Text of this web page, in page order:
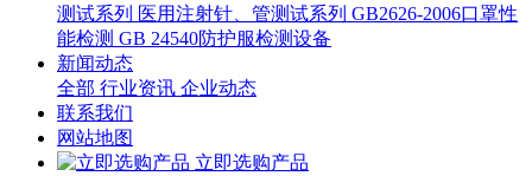
测试系列 医用注射针、管测试系列 GB2626-2006口罩性
能检测 GB 24540防护服检测设备
新闻动态
全部 行业资讯 企业动态
联系我们
网站地图
立即选购产品